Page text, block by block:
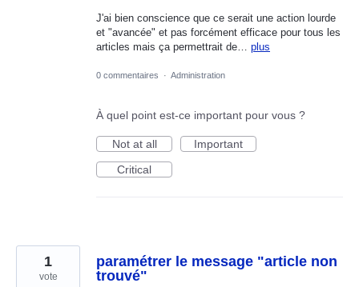
J'ai bien conscience que ce serait une action lourde
et "avancée" et pas forcément efficace pour tous les
articles mais ça permettrait de… plus
0 commentaires · Administration
À quel point est-ce important pour vous ?
Not at all
Important
Critical
paramétrer le message "article non
trouvé"
1
vote